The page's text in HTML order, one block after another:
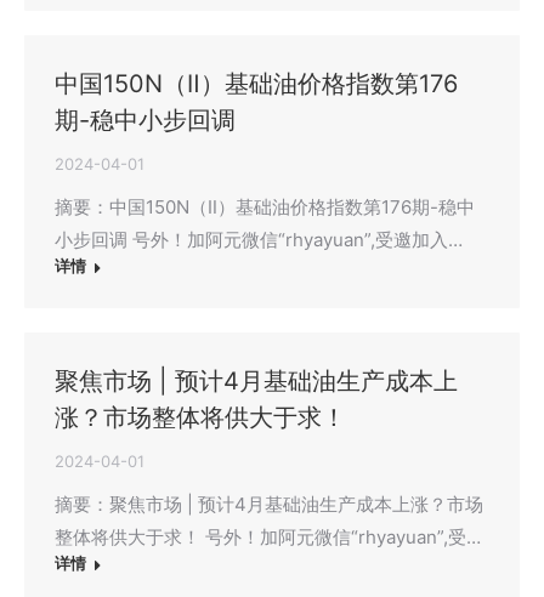
中国150N（Ⅱ）基础油价格指数第176
期-稳中小步回调
2024-04-01
摘要：中国150N（Ⅱ）基础油价格指数第176期-稳中
小步回调 号外！加阿元微信“rhyayuan”,受邀加入…
详情
聚焦市场 | 预计4月基础油生产成本上
涨？市场整体将供大于求！
2024-04-01
摘要：聚焦市场 | 预计4月基础油生产成本上涨？市场
整体将供大于求！ 号外！加阿元微信“rhyayuan”,受…
详情